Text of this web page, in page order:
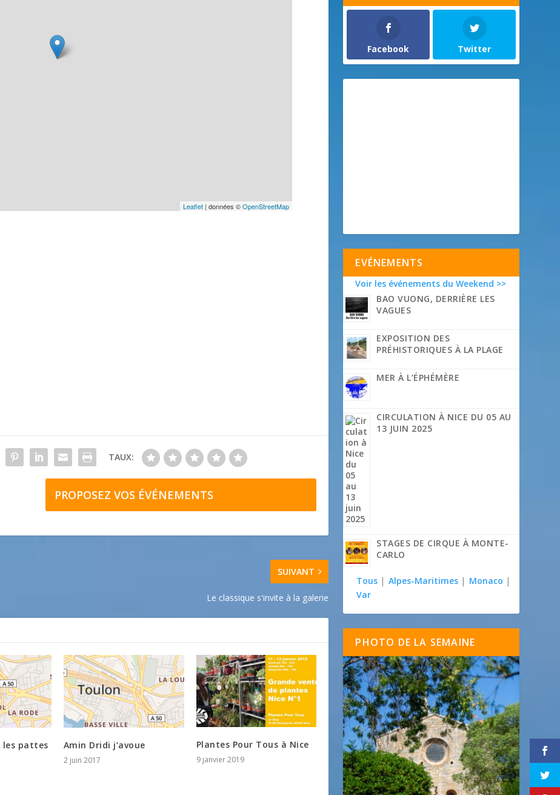
Leaflet | données ©OpenStreetMap
TAUX:
PROPOSEZ VOS ÉVÉNEMENTS
SUIVANT
Le classique s'invite à la galerie
les pattes Amin Dridi j’avoue
2 juin 2017
Plantes Pour Tous à Nice
9 janvier 2019
Facebook Twitter
EVÉNEMENTS
Voir les événements du Weekend >>
BAO VUONG, DERRIÈRE LES
VAGUES
EXPOSITION DES
PRÉHISTORIQUES À LA PLAGE
MER À L’ÉPHÉMÈRE
CIRCULATION À NICE DU 05 AU
13 JUIN 2025
STAGES DE CIRQUE À MONTE-
CARLO
Tous | Alpes-Maritimes | Monaco |
Var
PHOTO DE LA SEMAINE